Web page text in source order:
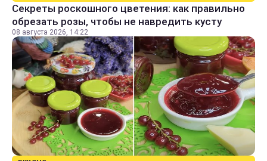
Секреты роскошного цветения: как правильно
обрезать розы, чтобы не навредить кусту
08 августа 2026, 14:22